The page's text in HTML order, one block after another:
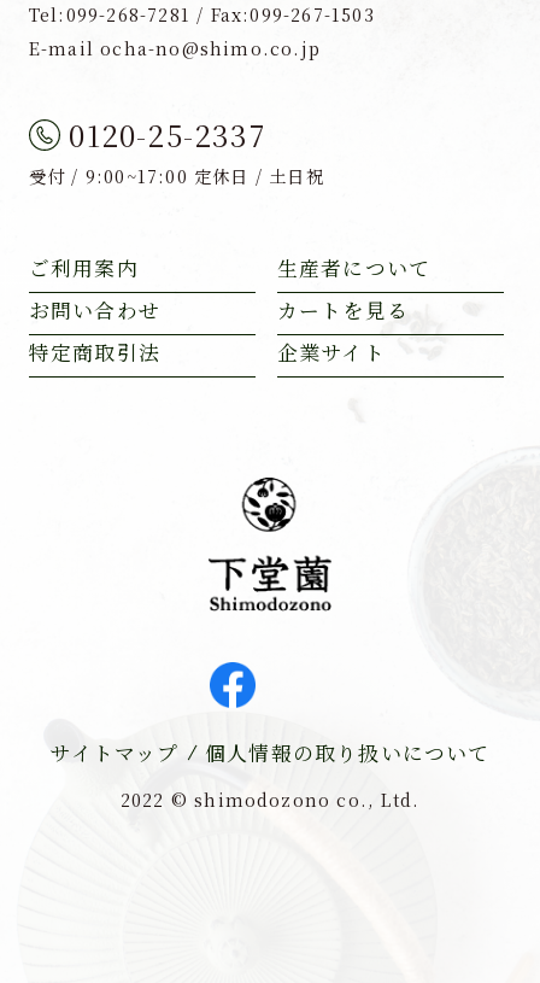
Tel:099-268-7281 / Fax:099-267-1503
E-mail ocha-no@shimo.co.jp
0120-25-2337
受付 / 9:00~17:00 定休日 / 土日祝
ご利用案内
生産者について
お問い合わせ
カートを見る
特定商取引法
企業サイト
サイトマップ 個人情報の取り扱いについて
2022 ©︎ shimodozono co., Ltd.